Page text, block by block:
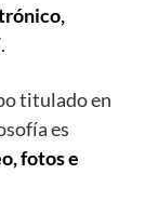
.
titulado en
es
fotos e